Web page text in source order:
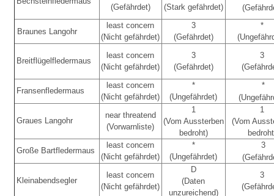
(Gefährdet)
(Stark gefährdet)
Braunes Langohr
least concern
(Nicht gefährdet)
3
(Gefährdet)
*
Breitflügelfledermaus
least concern
(Nicht gefährdet)
3
(Gefährdet)
3
Fransenfledermaus
least concern
(Nicht gefährdet)
*
(Ungefährdet)
*
Graues Langohr
near threatend
(Vorwarnliste)
1
(Vom Aussterben
bedroht)
1
(Vom
Große Bartfledermaus
least concern
(Nicht gefährdet)
*
(Ungefährdet)
3
Kleinabendsegler
least concern
(Nicht gefährdet)
D
(Daten
unzureichend)
3